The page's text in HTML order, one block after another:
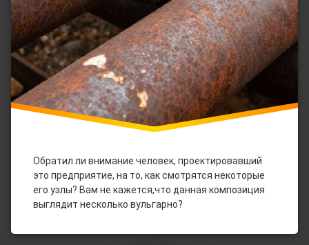
Обратил ли внимание человек, проектировавший
это предприятие, на то, как смотрятся некоторые
его узлы? Вам не кажется,что данная композиция
выглядит несколько вульгарно?